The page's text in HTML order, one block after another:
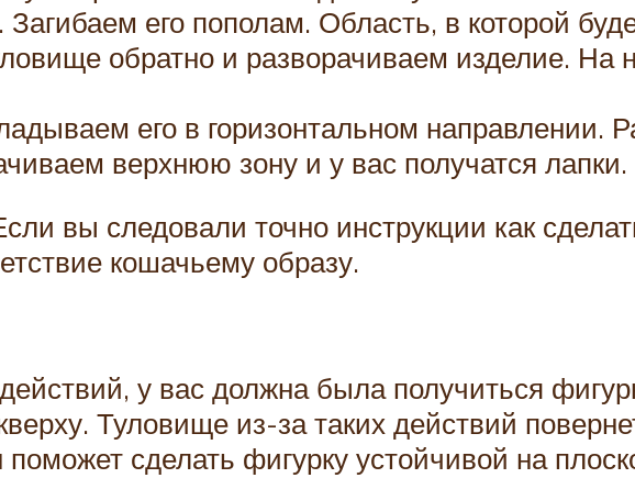
его пополам. Область, в которой
обратно и разворачиваем изделие. На
его в горизонтальном
верхнюю зону и у вас получатся лапки.
вы следовали точно инструкции как
кошачьему образу.
у вас должна была получиться
Туловище из-за таких действий
сделать фигурку устойчивой на